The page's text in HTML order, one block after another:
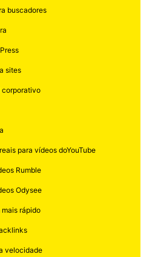
buscadores
sites
corporativo
para vídeos doYouTube
Rumble
Odysee
rápido
velocidade